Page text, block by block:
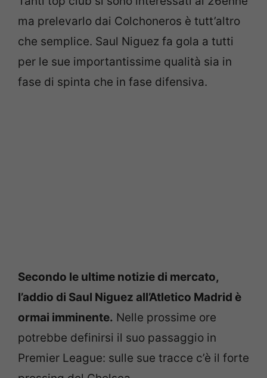
ma prelevarlo dai Colchoneros è tutt’altro
che semplice. Saul Niguez fa gola a tutti
per le sue importantissime qualità sia in
fase di spinta che in fase difensiva.
Secondo le ultime notizie di mercato,
l’addio di Saul Niguez all’Atletico Madrid è
ormai imminente. Nelle prossime ore
potrebbe definirsi il suo passaggio in
Premier League: sulle sue tracce c’è il forte